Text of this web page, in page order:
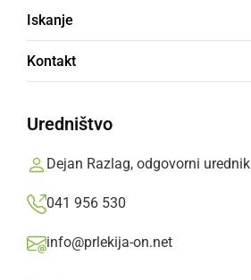
Iskanje
Kontakt
Uredništvo
Dejan Razlag, odgovorni urednik
041 956 530
info@prlekija-on.net
GLASBA IN FILM
Na snemanju videospota je
DRUŽABNO
V Portorožu in okolici